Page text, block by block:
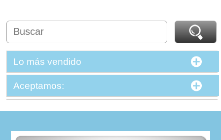
Lo más vendido
Aceptamos: